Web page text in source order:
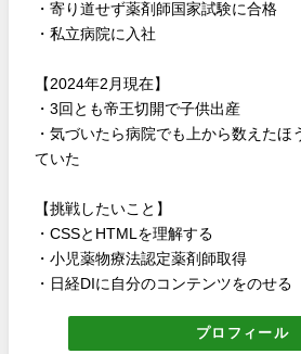
・寄り道せず薬剤師国家試験に合格
・私立病院に入社
【2024年2月現在】
・3回とも帝王切開で子供出産
・気づいたら病院でも上から数えたほ
ていた
【挑戦したいこと】
・CSSとHTMLを理解する
・小児薬物療法認定薬剤師取得
・日経DIに自分のコンテンツをのせる
プロフィール